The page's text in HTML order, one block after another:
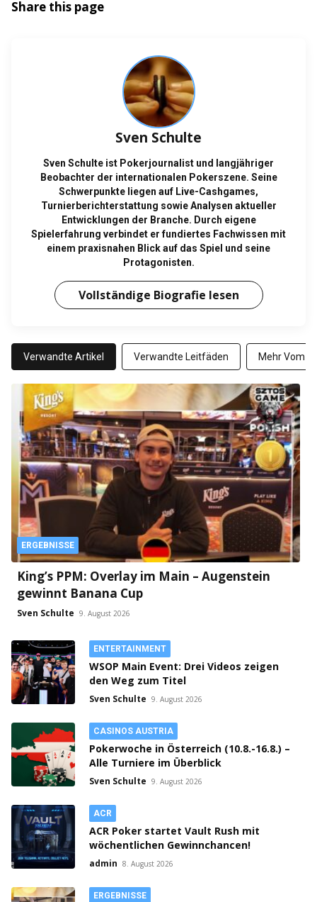
Share this page
Sven Schulte
Sven Schulte ist Pokerjournalist und langjähriger
Beobachter der internationalen Pokerszene. Seine
Schwerpunkte liegen auf Live-Cashgames,
Turnierberichterstattung sowie Analysen aktueller
Entwicklungen der Branche. Durch eigene
Spielerfahrung verbindet er fundiertes Fachwissen mit
einem praxisnahen Blick auf das Spiel und seine
Protagonisten.
Vollständige Biografie lesen
Verwandte Artikel Verwandte Leitfäden Mehr Vom
ERGEBNISSE
King’s PPM: Overlay im Main – Augenstein
gewinnt Banana Cup
Sven Schulte 9. August 2026
ENTERTAINMENT
WSOP Main Event: Drei Videos zeigen
den Weg zum Titel
Sven Schulte 9. August 2026
CASINOS AUSTRIA
Pokerwoche in Österreich (10.8.-16.8.) –
Alle Turniere im Überblick
Sven Schulte 9. August 2026
ACR
ACR Poker startet Vault Rush mit
wöchentlichen Gewinnchancen!
admin 8. August 2026
ERGEBNISSE